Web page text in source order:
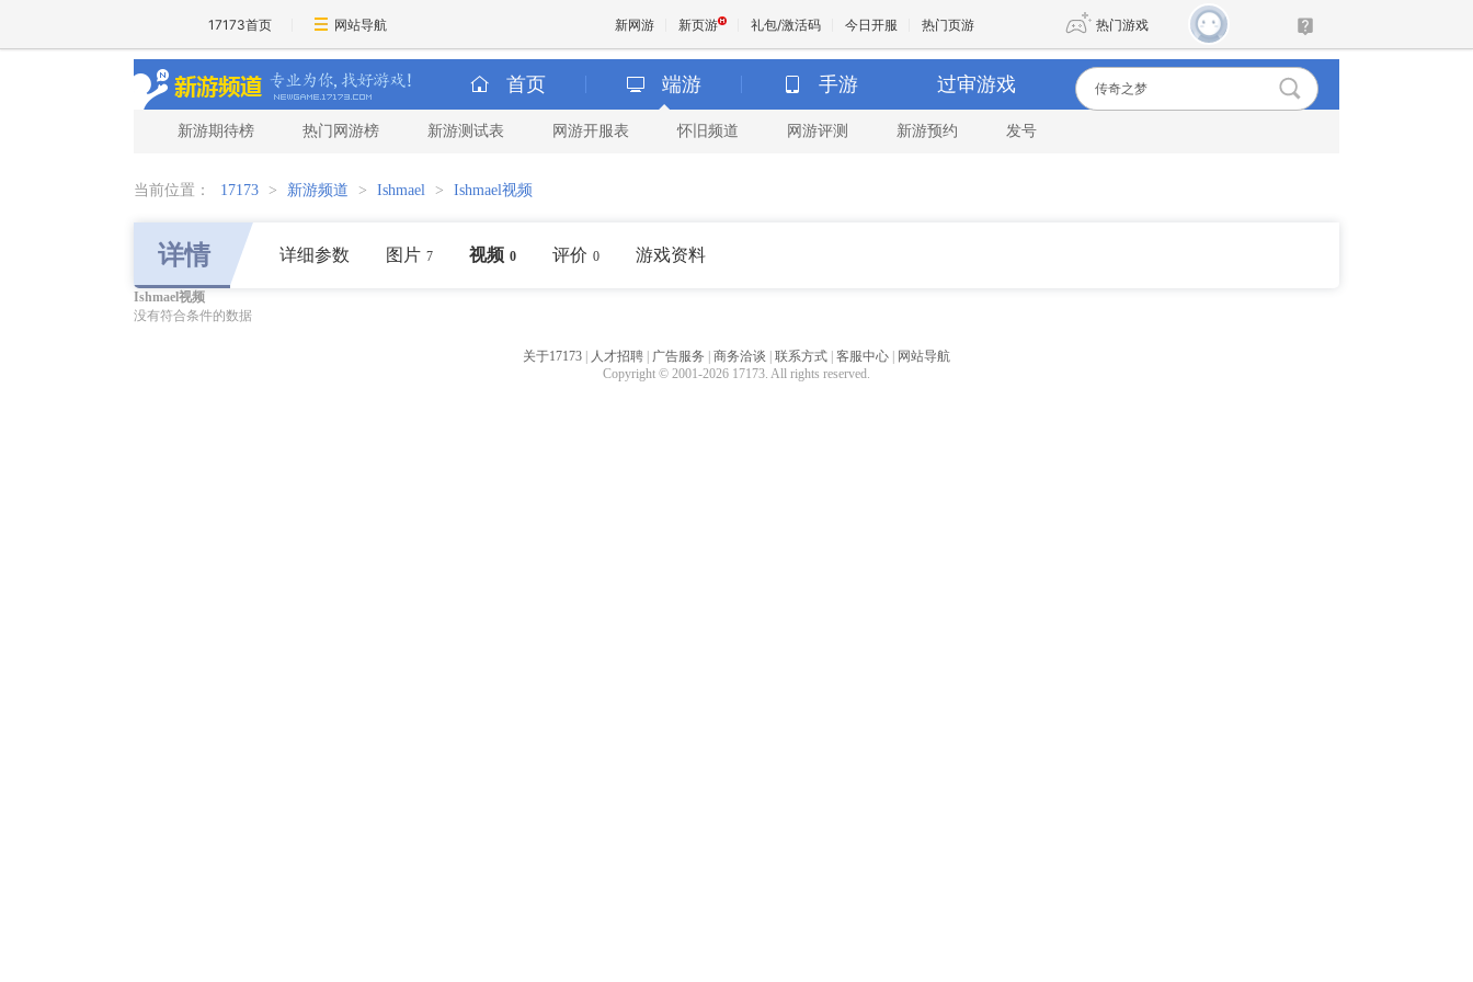
17173首页 网站导航 新网游 新页游 礼包/激活码 今日开服 热门页游 热门游戏
魔兽 DNF
首页 端游 手游 过审游戏
新游期待榜 热门网游榜 新游测试表 网游开服表 怀旧频道 网游评测 新游预约 发号
当前位置： 17173 > 新游频道 > Ishmael > Ishmael视频
详情 详细参数 图片 7 视频 0 评价 0 游戏资料
Ishmael视频
没有符合条件的数据
关于17173 人才招聘 广告服务 商务洽谈 联系方式 客服中心
网站导航
Copyright © 2001-2026 17173. All rights reserved.